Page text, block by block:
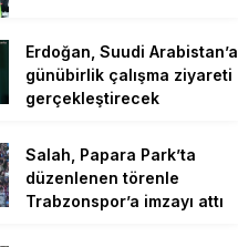
Erdoğan, Suudi Arabistan’a
günübirlik çalışma ziyareti
gerçekleştirecek
Salah, Papara Park’ta
düzenlenen törenle
Trabzonspor’a imzayı attı